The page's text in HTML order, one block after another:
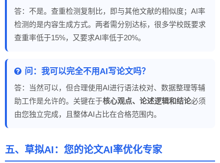
答：不是。查重检测复制比，即与其他文献的相似度；AI率
检测的是内容生成方式。两者需分别达标，很多学校既要求
查重率低于15%，又要求AI率低于20%。
问：我可以完全不用AI写论文吗？
答：当然可以，但合理使用AI进行语法校对、数据整理等辅
助工作是允许的。关键在于核心观点、论述逻辑和结论必须
由您独立完成，且整体AI占比在合格范围内。
五、草拟AI：您的论文AI率优化专家